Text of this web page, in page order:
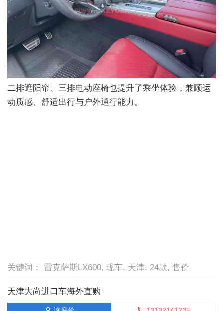
二排遮阳帘、三排电动座椅也提升了乘坐体验，兼顾运
动质感、舒适出行与户外通行能力。
关键词： 雷克萨斯LX600, 现车, 天津, 24款, 售价
天津大尚进口车海外直购